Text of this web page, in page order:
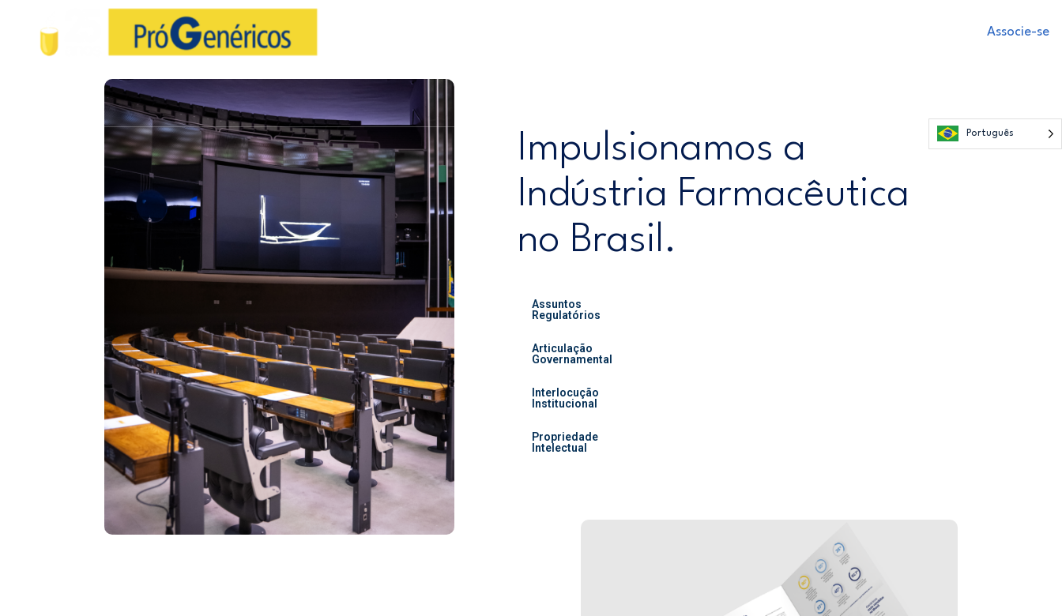
Associe-se
Impulsionamos a
Indústria Farmacêutica
no Brasil.
Assuntos
Regulatórios
Articulação
Governamental
Interlocução
Institucional
Propriedade
Intelectual
Português